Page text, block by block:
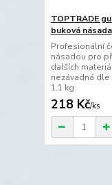
TOPTRADE
buková násada
Profesionální
násadou pro
dalších
nezávadná dle
1,1 kg.
218 Kč/ks